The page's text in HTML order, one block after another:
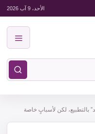
الأحد، 9 آب 2026
بالتطبيع، لكن لأسبابٍ خاصة